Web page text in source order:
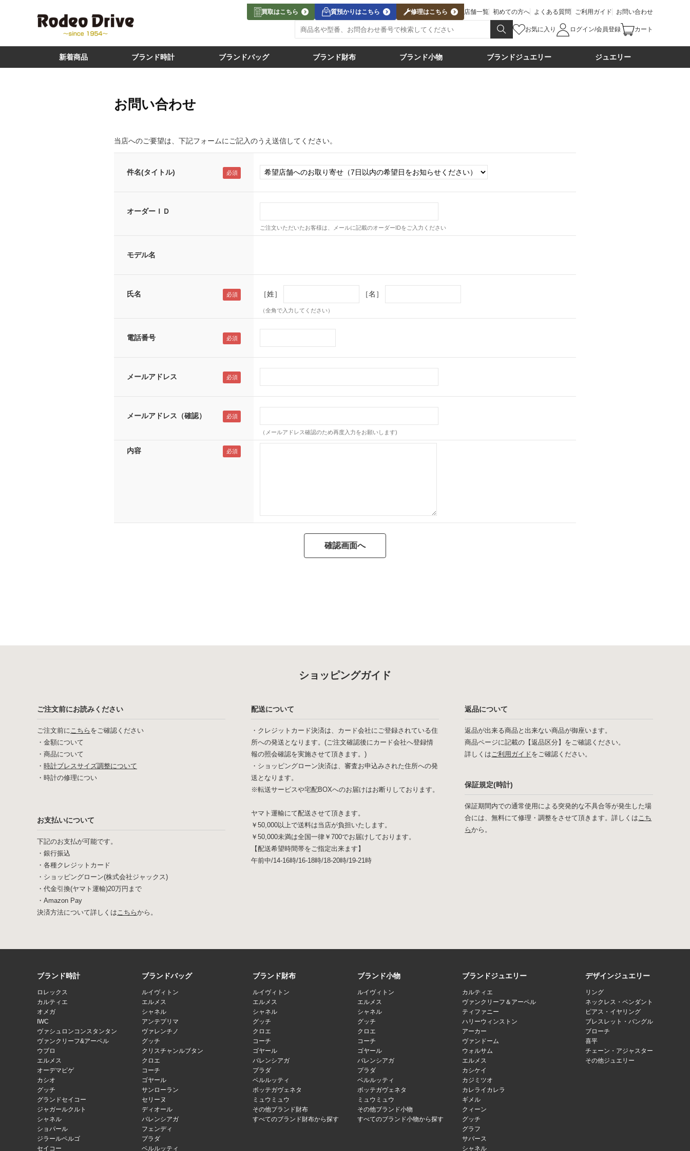
買取はこちら 質預かりはこちら 修理はこちら 店舗一覧 初めての方へ よくある質問 ご利用ガイド お問い合わせ
お気に入り ログイン/会員登録 カート
新着商品 ブランド時計 ブランドバッグ ブランド財布 ブランド小物 ブランドジュエリー ジュエリー
お問い合わせ
当店へのご要望は、下記フォームにご記入のうえ送信してください。
件名(タイトル)
オーダーＩＤ
ご注文いただいたお客様は、メールに記載のオーダーIDをご入力ください
モデル名
氏名 ［姓］ ［名］
（全角で入力してください）
電話番号
メールアドレス
メールアドレス（確認）
（メールアドレス確認のため再度入力をお願いします)
内容
ショッピングガイド
ご注文前にお読みください
ご注文前にこちら をご確認ください
・ 金額について
・ 商品について
・ 時計ブレスサイズ調整について
・ 時計の修理につい
お支払いについて
下記のお支払が可能です。
・銀行振込
・各種クレジットカード
・ショッピングローン(株式会社ジャックス)
・代金引換(ヤマト運輸)20万円まで
・Amazon Pay
決済方法について詳しくはこちらから。
配送について
・クレジットカード決済は、カード会社にご登録されている住
所への発送となります。(ご注文確認後にカード会社へ登録情
報の照会確認を実施させて頂きます。)
・ショッピングローン決済は、審査お申込みされた住所への発
送となります。
※転送サービスや宅配BOXへのお届けはお断りしております。
ヤマト運輸にて配送させて頂きます。
￥50,000以上で送料は当店が負担いたします。
￥50,000未満は全国一律￥700でお届けしております。
【配送希望時間帯をご指定出来ます】
午前中/14-16時/16-18時/18-20時/19-21時
返品について
返品が出来る商品と出来ない商品が御座います。
商品ページに記載の【返品区分】をご確認ください。
詳しくはご利用ガイドをご確認ください。
保証規定(時計)
保証期間内での通常使用による突発的な不具合等が発生した場
合には、無料にて修理・調整をさせて頂きます。詳しくはこち
らから。
ブランド時計
ロレックス
カルティエ
オメガ
IWC
ヴァシュロンコンスタンタン
ヴァンクリーフ&アーペル
ウブロ
エルメス
オーデマピゲ
カシオ
グッチ
グランドセイコー
ジャガールクルト
シャネル
ショパール
ジラールペルゴ
セイコー
ブランドバッグ
ルイヴィトン
エルメス
シャネル
アンテプリマ
ヴァレンチノ
グッチ
クリスチャンルブタン
クロエ
コーチ
ゴヤール
サンローラン
セリーヌ
ディオール
バレンシアガ
フェンディ
プラダ
ベルルッティ
ブランド財布
ルイヴィトン
エルメス
シャネル
グッチ
クロエ
コーチ
ゴヤール
バレンシアガ
プラダ
ベルルッティ
ボッテガヴェネタ
ミュウミュウ
その他ブランド財布
すべてのブランド財布から探す
ブランド小物
ルイヴィトン
エルメス
シャネル
グッチ
クロエ
コーチ
ゴヤール
バレンシアガ
プラダ
ベルルッティ
ボッテガヴェネタ
ミュウミュウ
その他ブランド小物
すべてのブランド小物から探す
ブランドジュエリー
カルティエ
ヴァンクリーフ＆アーペル
ティファニー
ハリーウィンストン
アーカー
ヴァンドーム
ウォルサム
エルメス
カシケイ
カジミツオ
カレライカレラ
ギメル
クィーン
グッチ
グラフ
サバース
シャネル
デザインジュエリー
リング
ネックレス・ペンダント
ピアス・イヤリング
ブレスレット・バングル
ブローチ
喜平
チェーン・アジャスター
その他ジュエリー